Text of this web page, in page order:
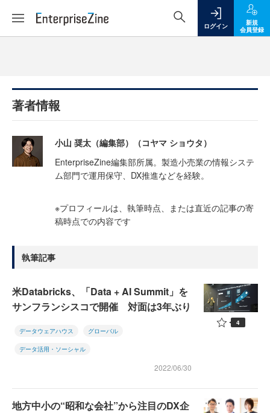
ログイン
新規
会員登録
著者情報
小山 奨太（編集部）（コヤマ ショウタ）
EnterpriseZine編集部所属。製造小売業の情報システ
ム部門で運用保守、DX推進などを経験。
※プロフィールは、執筆時点、または直近の記事の寄
稿時点での内容です
執筆記事
米Databricks、「Data + AI Summit」を
サンフランシスコで開催 対面は3年ぶり
データウェアハウス グローバル
データ活用・ソーシャル
2022/06/30
4
地方中小の“昭和な会社”から注目のDX企